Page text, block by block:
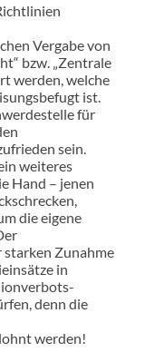
Vergabe von
bzw. „Zentrale
werden, welche
ist.
für
sein.
weiteres
Hand – jenen
die eigene
starken Zunahme
in
denn die
werden!